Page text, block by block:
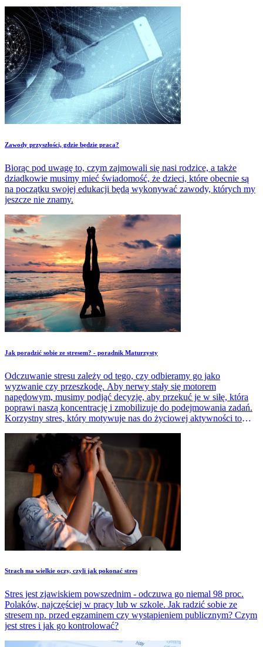
Zawody przyszłości, gdzie będzie praca?
Biorąc pod uwagę to, czym zajmowali się nasi rodzice, a także
dziadkowie musimy mieć świadomość, że dzieci, które obecnie są
na początku swojej edukacji będą wykonywać zawody, których my
jeszcze nie znamy.
Jak poradzić sobie ze stresem? - poradnik Maturzysty
Odczuwanie stresu zależy od tego, czy odbieramy go jako
wyzwanie czy przeszkodę. Aby nerwy stały się motorem
napędowym, musimy podjąć decyzję, aby przekuć je w siłę, która
poprawi naszą koncentrację i zmobilizuje do podejmowania zadań.
Korzystny stres, który motywuje nas do życiowej aktywności to
Strach ma wielkie oczy, czyli jak pokonać stres
Stres jest zjawiskiem powszednim - odczuwa go niemal 98 proc.
Polaków, najczęściej w pracy lub w szkole. Jak radzić sobie ze
stresem np. przed egzaminem czy wystąpieniem publicznym? Czym
jest stres i jak go kontrolować?